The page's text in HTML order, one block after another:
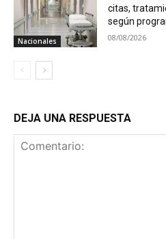
Nacionales
citas,
según
08/08/2026
DEJA UNA RESPUESTA